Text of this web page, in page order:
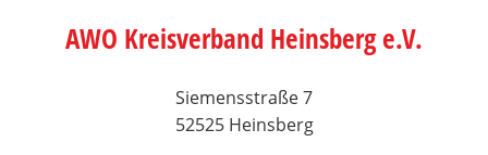
AWO Kreisverband Heinsberg e.V.
Siemensstraße 7
52525 Heinsberg